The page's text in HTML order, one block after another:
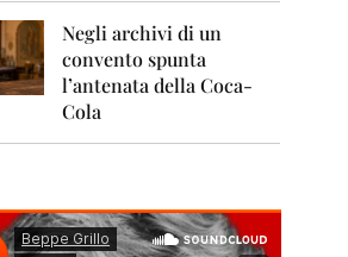
Negli archivi di un
convento spunta
l’antenata della Coca-
Cola